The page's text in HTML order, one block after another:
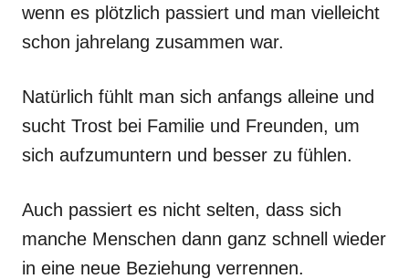
wenn es plötzlich passiert und man vielleicht
schon jahrelang zusammen war.
Natürlich fühlt man sich anfangs alleine und
sucht Trost bei Familie und Freunden, um
sich aufzumuntern und besser zu fühlen.
Auch passiert es nicht selten, dass sich
manche Menschen dann ganz schnell wieder
in eine neue Beziehung verrennen.